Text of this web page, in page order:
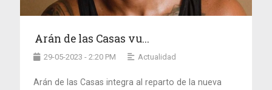
Arán de las Casas vu...
29-05-2023 - 2:20 PM Actualidad
Arán de las Casas integra al reparto de la nueva